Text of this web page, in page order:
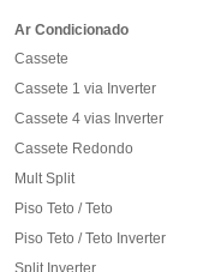
Ar Condicionado
Cassete
Cassete 1 via Inverter
Cassete 4 vias Inverter
Cassete Redondo
Mult Split
Piso Teto / Teto
Piso Teto / Teto Inverter
Split Inverter